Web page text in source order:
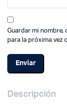
Guardar mi
para la próxima vez
Descripción